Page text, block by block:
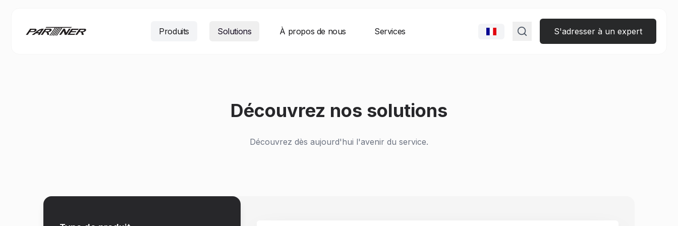
Produits Solutions À propos de nous Services S'adresser à un expert
Découvrez nos solutions
Découvrez dès aujourd'hui l'avenir du service.